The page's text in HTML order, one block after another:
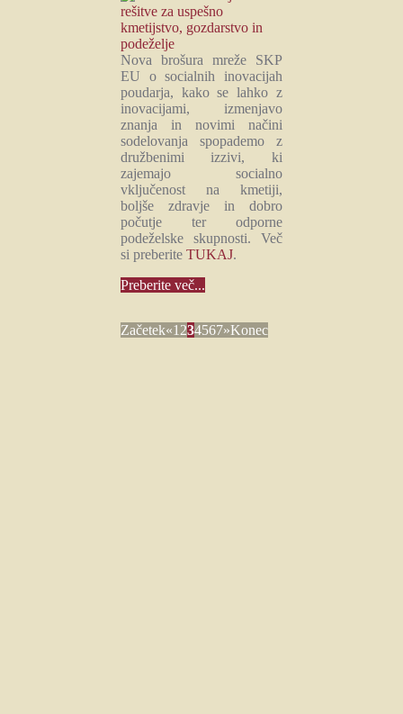
Nova brošura mreže SKP
EU o socialnih inovacijah
poudarja, kako se lahko z
inovacijami, izmenjavo
znanja in novimi načini
sodelovanja spopademo z
družbenimi izzivi, ki
zajemajo socialno
vključenost na kmetiji,
boljše zdravje in dobro
počutje ter odporne
podeželske skupnosti. Več
si preberiteTUKAJ.
Preberite več...
Začetek«1 234567»Konec